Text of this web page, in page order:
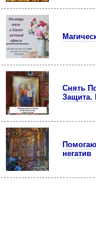
Снять
Защита.
негатив